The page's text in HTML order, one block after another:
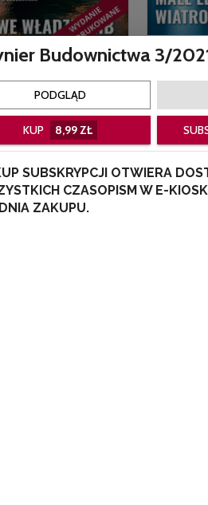
Budownictwa
7/2026 (wydanie
drukowane)
6/
Budownictwa 3/
PODGLĄD
KUP 8,99 ZŁ
SUBSKRYPCJI OTWIERA
CZASOPISM W E-
ZAKUPU.